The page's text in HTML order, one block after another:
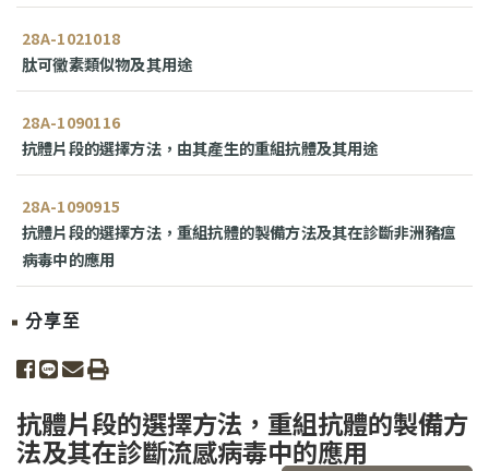
28A-1021018
肽可黴素類似物及其用途
28A-1090116
抗體片段的選擇方法，由其產生的重組抗體及其用途
28A-1090915
抗體片段的選擇方法，重組抗體的製備方法及其在診斷非洲豬瘟
病毒中的應用
分享至
share to facebook
share to line
share to email
print
抗體片段的選擇方法，重組抗體的製備方
法及其在診斷流感病毒中的應用